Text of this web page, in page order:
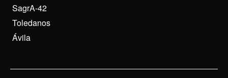
SagrA-42
Toledanos
Ávila